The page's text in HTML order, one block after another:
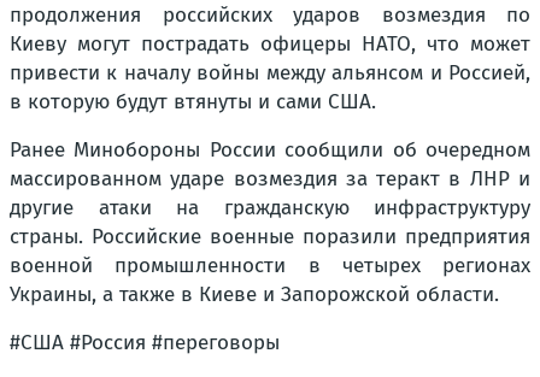
продолжения российских ударов возмездия по
Киеву могут пострадать офицеры НАТО, что может
привести к началу войны между альянсом и Россией,
в которую будут втянуты и сами США.
Ранее Минобороны России сообщили об очередном
массированном ударе возмездия за теракт в ЛНР и
другие атаки на гражданскую инфраструктуру
страны. Российские военные поразили предприятия
военной промышленности в четырех регионах
Украины, а также в Киеве и Запорожской области.
#США #Россия #переговоры